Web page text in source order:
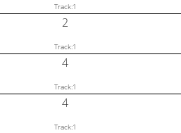
Track:1
2
Track:1
4
Track:1
4
Track:1